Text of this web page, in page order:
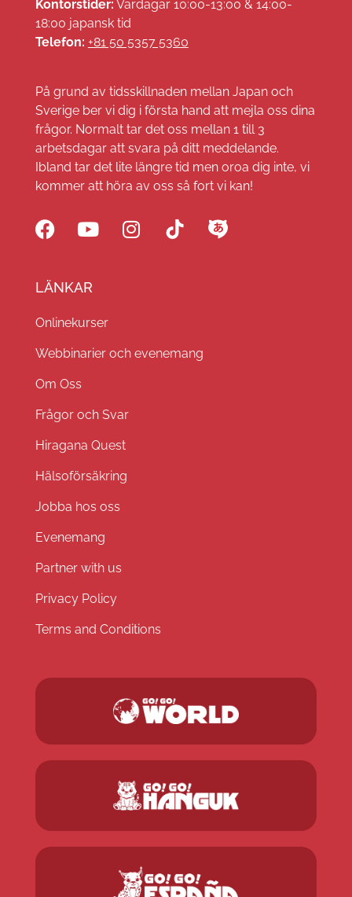
Kontorstider: Vardagar 10:00-13:00 & 14:00-
18:00 japansk tid
Telefon: +81 50 5357 5360
På grund av tidsskillnaden mellan Japan och
Sverige ber vi dig i första hand att mejla oss dina
frågor. Normalt tar det oss mellan 1 till 3
arbetsdagar att svara på ditt meddelande.
Ibland tar det lite längre tid men oroa dig inte, vi
kommer att höra av oss så fort vi kan!
LÄNKAR
Onlinekurser
Webbinarier och evenemang
Om Oss
Frågor och Svar
Hiragana Quest
Hälsoförsäkring
Jobba hos oss
Evenemang
Partner with us
Privacy Policy
Terms and Conditions